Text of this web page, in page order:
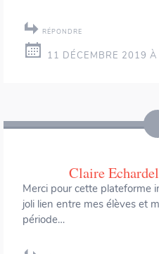
RÉPONDRE
11 DÉCEMBRE 2019
Claire
Merci pour cette plateforme
joli lien entre mes élèves et
période…